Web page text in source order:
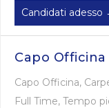
Candidati adesso
Capo
Capo Officina
Full Time Tempo